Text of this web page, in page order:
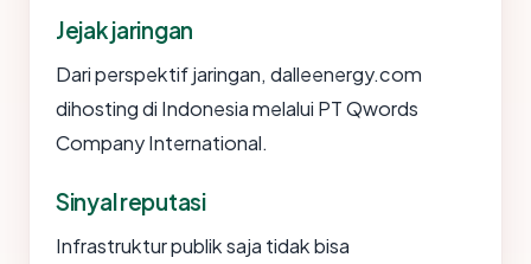
Jejak jaringan
Dari perspektif jaringan, dalleenergy.com
dihosting di Indonesia melalui PT Qwords
Company International.
Sinyal reputasi
Infrastruktur publik saja tidak bisa